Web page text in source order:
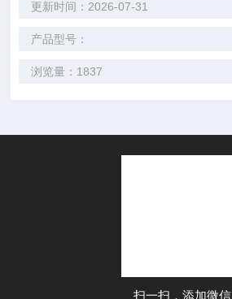
更新时间：2026-07-31
产品型号：
浏览量：1837
扫一扫，添加微信